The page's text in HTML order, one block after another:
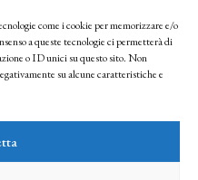
come i cookie per memorizzare e/o
a queste tecnologie ci permetterà di
o ID unici su questo sito. Non
su alcune caratteristiche e
informazioni saranno trattate
e dell’Istituto Matteucci